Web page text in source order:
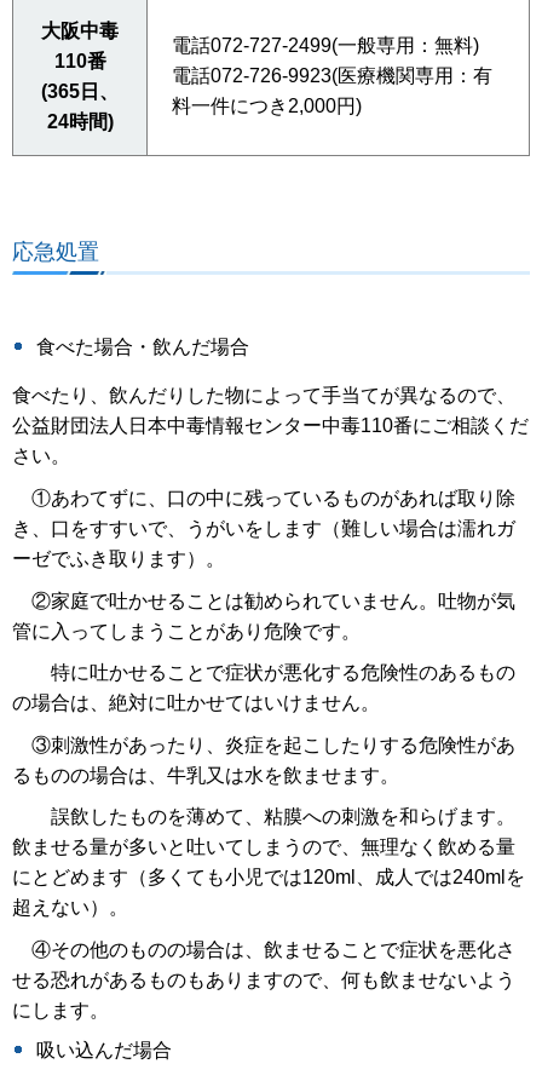
大阪中毒
110番
(365日、
24時間)
電話072-727-2499(一般専用：無料)
電話072-726-9923(医療機関専用：有
料一件につき2,000円)
応急処置
食べた場合・飲んだ場合
食べたり、飲んだりした物によって手当てが異なるので、
公益財団法人日本中毒情報センター中毒110番にご相談くだ
さい。
①あわてずに、口の中に残っているものがあれば取り除
き、口をすすいで、うがいをします（難しい場合は濡れガ
ーゼでふき取ります）。
②家庭で吐かせることは勧められていません。吐物が気
管に入ってしまうことがあり危険です。
特に吐かせることで症状が悪化する危険性のあるもの
の場合は、絶対に吐かせてはいけません。
③刺激性があったり、炎症を起こしたりする危険性があ
るものの場合は、牛乳又は水を飲ませます。
誤飲したものを薄めて、粘膜への刺激を和らげます。
飲ませる量が多いと吐いてしまうので、無理なく飲める量
にとどめます（多くても小児では120ml、成人では240mlを
超えない）。
④その他のものの場合は、飲ませることで症状を悪化さ
せる恐れがあるものもありますので、何も飲ませないよう
にします。
吸い込んだ場合